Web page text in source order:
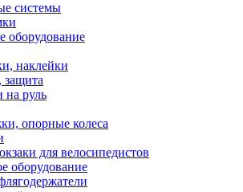
системы
оборудование
наклейки
на руль
опорные колеса
для велосипедистов
оборудование